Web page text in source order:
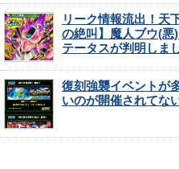
リーク情報流出！天
の絶叫】魔人ブウ(悪
テータスが判明しま
復刻強襲イベントが
いのが開催されてな